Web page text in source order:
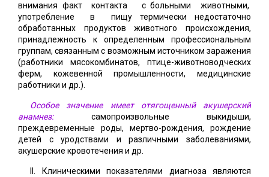
внимания факт контакта с больными животными,
употребление в пищу термически недостаточно
обработанных продуктов животного происхождения,
принадлежность к определенным профессиональным
группам, связанным с возможным источником заражения
(работники мясокомбинатов, птице-животноводческих
ферм, кожевенной промышленности, медицинские
работники и др.).
Особое значение имеет отягощенный акушерский
анамнез:самопроизвольные выкидыши,
преждевременные роды, мертво-рождения, рождение
детей с уродствами и различными заболеваниями,
акушерские кровотечения и др.
II. Клиническими показателями диагноза являются